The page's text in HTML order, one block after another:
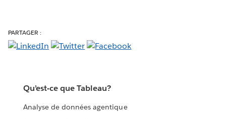
PARTAGER :
Qu’est-ce que Tableau?
Analyse de données agentique